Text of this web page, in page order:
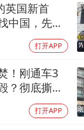
“梅姨”准确年龄
南昌一规划馆现
中国经济展现
英国新首
中国，先给
打开APP
！刚通车3
？彻底撕下
打开APP